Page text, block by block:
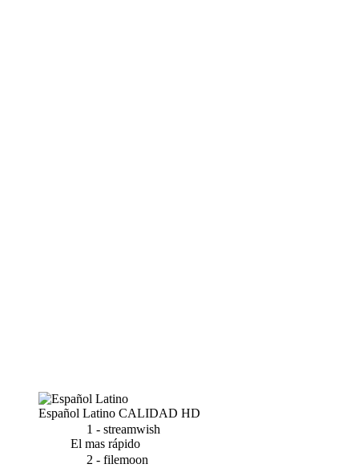
Español Latino CALIDAD HD
1 - streamwish
El mas rápido
2 - filemoon